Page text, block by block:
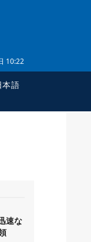
10:22
本語
速な